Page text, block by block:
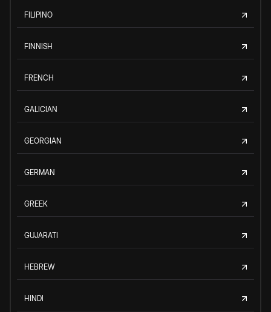
FILIPINO
FINNISH
FRENCH
GALICIAN
GEORGIAN
GERMAN
GREEK
GUJARATI
HEBREW
HINDI